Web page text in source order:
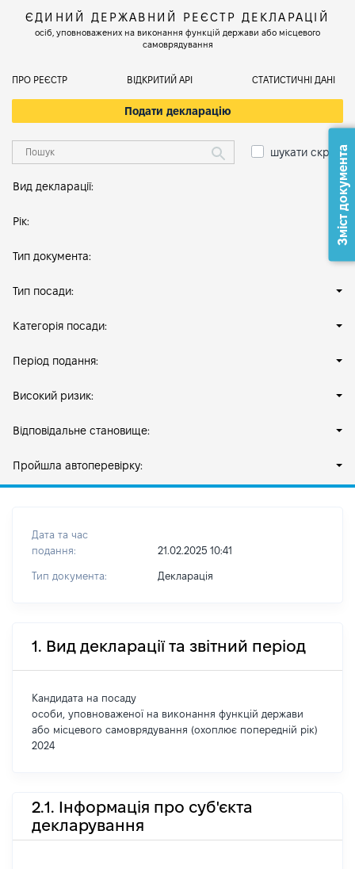
ЄДИНИЙ ДЕРЖАВНИЙ РЕЄСТР ДЕКЛАРАЦІЙ
осіб, уповноважених на виконання функцій держави або місцевого
самоврядування
ПРО РЕЄСТР ВІДКРИТИЙ АРІ СТАТИСТИЧНІ ДАНІ
Подати декларацію
шукати скрізь
Вид декларації:
Рік:
Тип документа:
Тип посади:
Категорія посади:
Період подання:
Високий ризик:
Відповідальне становище:
Пройшла автоперевірку:
Дата та час
подання:
21.02.2025 10:41
Тип документа: Декларація
1. Вид декларації та звітний період
Кандидата на посаду
особи, уповноваженої на виконання функцій держави
або місцевого самоврядування (охоплює попередній рік)
2024
2.1. Інформація про суб'єкта
декларування
Зміст документа